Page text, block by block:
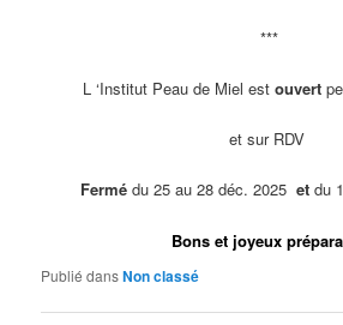
***
L ‘Institut Peau de Miel estouvert
et sur RDV
Fermé du 25 au 28 déc. 2025 et du 1
Bons et joyeux
Publié dansNon classé